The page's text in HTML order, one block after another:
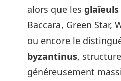
alors que les
Baccara, Green Star,
ou encore le
byzantinus,
généreusement